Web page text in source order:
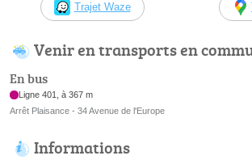
Trajet Waze
Venir en transports en
En bus
Ligne 401, à 367 m
Arrêt Plaisance - 34 Avenue de l'Europe
Informations